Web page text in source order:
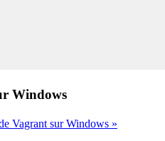
Windows
Vagrant sur Windows »